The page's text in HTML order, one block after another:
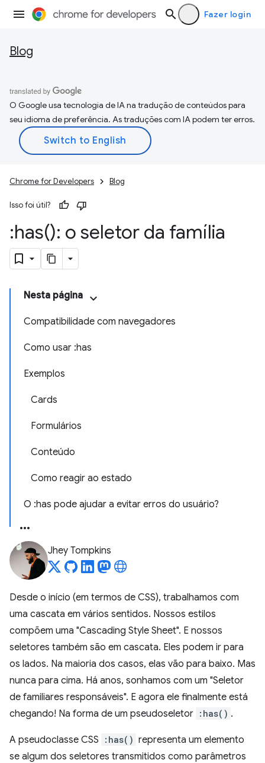
Fazer login
Blog
O Google usa tecnologia de IA na tradução de conteúdos para
seu idioma de preferência. As traduções com IA podem ter erros.
Chrome for Developers Blog
Isso foi útil?
:has(): o seletor da família
Nesta página
Compatibilidade com navegadores
Como usar :has
Exemplos
Cards
Formulários
Conteúdo
Como reagir ao estado
O :has pode ajudar a evitar erros do usuário?
Jhey Tompkins
Desde o início (em termos de CSS), trabalhamos com
uma cascata em vários sentidos. Nossos estilos
compõem uma "Cascading Style Sheet". E nossos
seletores também são em cascata. Eles podem ir para
os lados. Na maioria dos casos, elas vão para baixo. Mas
nunca para cima. Há anos, sonhamos com um "Seletor
de familiares responsáveis". E agora ele finalmente está
chegando! Na forma de um pseudoseletor :has() .
A pseudoclasse CSS :has() representa um elemento
se algum dos seletores transmitidos como parâmetros